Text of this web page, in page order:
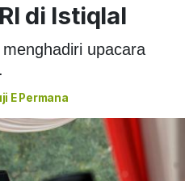
di Istiqlal
upacara
E Permana